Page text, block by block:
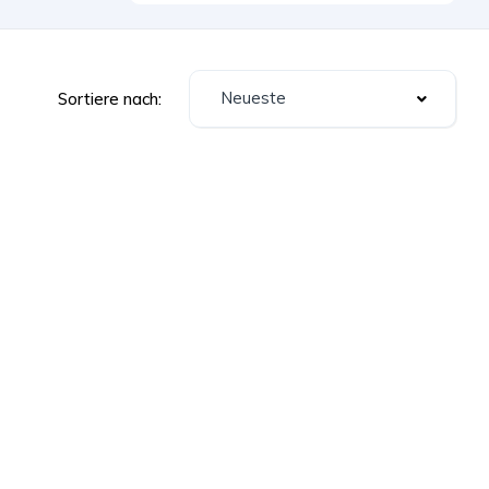
Sortiere nach: Neueste